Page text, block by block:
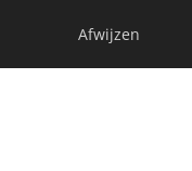
Afwijzen